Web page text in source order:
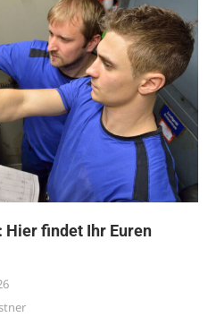
Hier findet Ihr Euren